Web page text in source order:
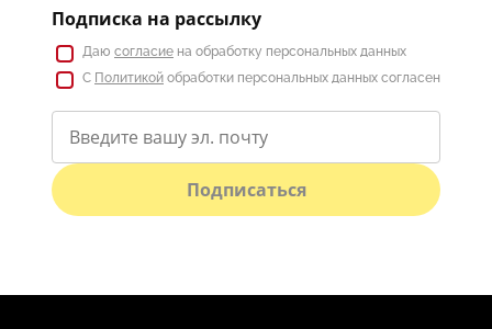
Подписка на рассылку
Даю согласие на обработку персональных данных
С Политикой обработки персональных данных согласен
Подписаться